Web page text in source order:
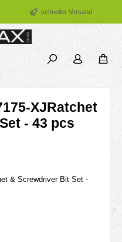
schneller Versand
XJRatchet
- 43 pcs